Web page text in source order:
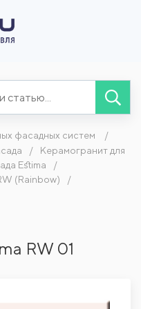
фасадных систем
Керамогранит для
Estima
(Rainbow)
RW 01